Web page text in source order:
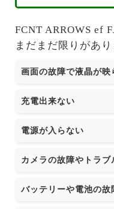
FCNT ARROWS ef
まだまだ限りがあり
画面の故障で液晶が映
充電出来ない
電源が入らない
カメラの故障やトラブ
バッテリーや電池の故